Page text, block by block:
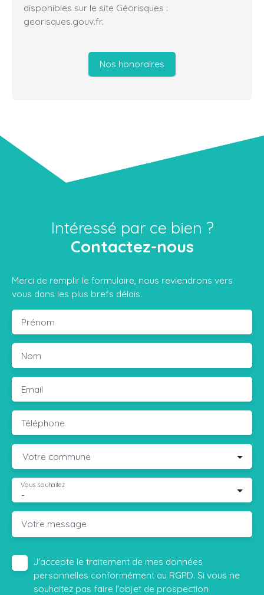
disponibles sur le site Géorisques :
georisques.gouv.fr.
Nos honoraires
Intéressé par ce bien ?
Contactez-nous
Merci de remplir le formulaire, nous reviendrons vers
vous dans les plus brefs délais.
Prénom
Nom
Email
Téléphone
Votre commune
-
Vous souhaitez
Votre message
J'accepte le traitement de mes données
personnelles conformément au RGPD. Si vous ne
souhaitez pas faire l'objet de prospection